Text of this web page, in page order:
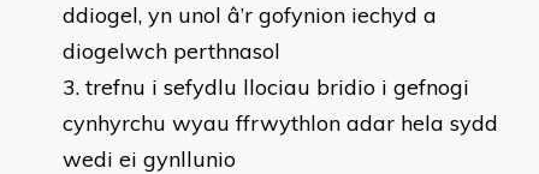
ddiogel, yn unol â’r gofynion iechyd a
diogelwch perthnasol
trefnu i sefydlu llociau bridio i gefnogi
cynhyrchu wyau ffrwythlon adar hela sydd
wedi ei gynllunio